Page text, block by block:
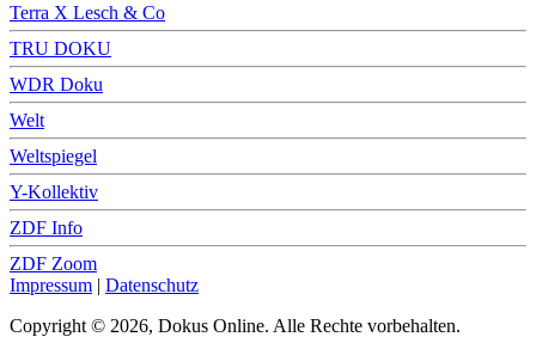
Terra X Lesch & Co
TRU DOKU
WDR Doku
Welt
Weltspiegel
Y-Kollektiv
ZDF Info
ZDF Zoom
Impressum | Datenschutz
Copyright © 2026, Dokus Online. Alle Rechte vorbehalten.